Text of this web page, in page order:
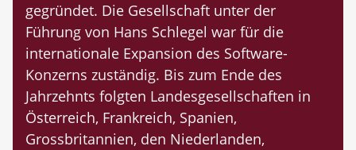
gegründet. Die Gesellschaft unter der
Führung von Hans Schlegel war für die
internationale Expansion des Software-
Konzerns zuständig. Bis zum Ende des
Jahrzehnts folgten Landesgesellschaften in
Österreich, Frankreich, Spanien,
Grossbritannien, den Niederlanden,